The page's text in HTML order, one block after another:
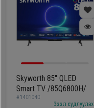
Skyworth 85'' QLED
Smart TV /85Q6800H/
#1401040
Зээл судлуулах